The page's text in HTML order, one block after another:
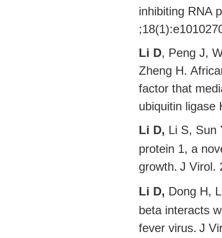
inhibiting RNA
Li D, Peng J,
Zheng H.
factor that
ubiquitin ligase
Li D, Li S, Sun
protein 1, a
growth. J Virol.
Li D, Dong H,
beta interacts
fever virus. J